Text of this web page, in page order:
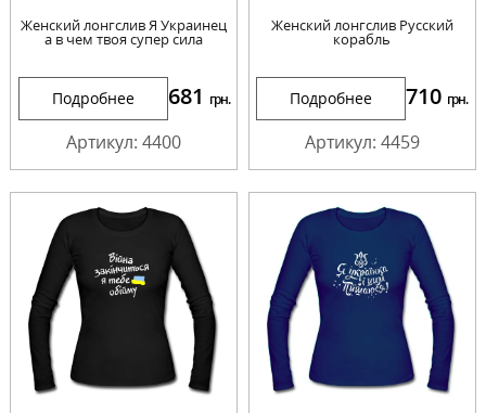
Женский лонгслив Я Украинец
а в чем твоя супер сила
Подробнее 681 грн.
Артикул: 4400
Женский лонгслив Русский
корабль
Подробнее 710 грн.
Артикул: 4459